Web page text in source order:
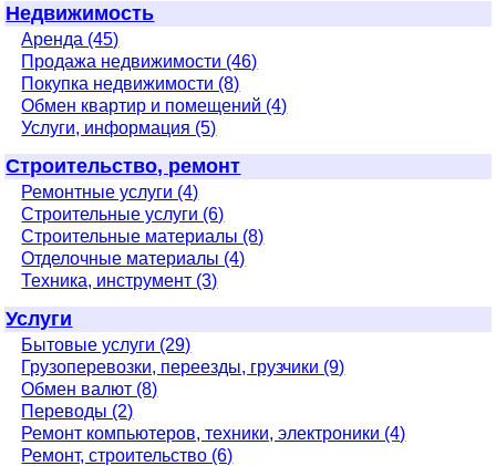
Недвижимость
Аренда (45)
Продажа недвижимости (46)
Покупка недвижимости (8)
Обмен квартир и помещений (4)
Услуги, информация (5)
Строительство, ремонт
Ремонтные услуги (4)
Строительные услуги (6)
Строительные материалы (8)
Отделочные материалы (4)
Техника, инструмент (3)
Услуги
Бытовые услуги (29)
Грузоперевозки, переезды, грузчики (9)
Обмен валют (8)
Переводы (2)
Ремонт компьютеров, техники, электроники (4)
Ремонт, строительство (6)